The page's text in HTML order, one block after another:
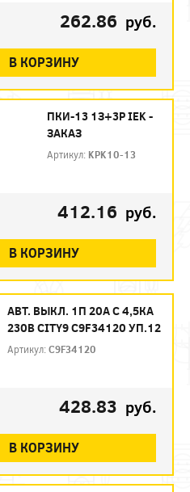
262.86 руб.
В КОРЗИНУ
ПКИ-13 1З+3Р IEK -
ЗАКАЗ
Артикул: KPK10-13
412.16 руб.
В КОРЗИНУ
АВТ. ВЫКЛ. 1П 20А С 4,5КА
230В CITY9 C9F34120 УП.12
Артикул:C9F34120
428.83 руб.
В КОРЗИНУ